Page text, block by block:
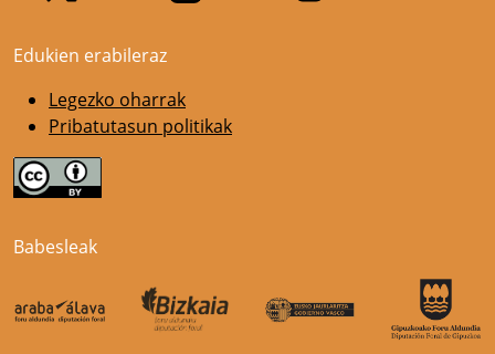
Edukien erabileraz
Legezko oharrak
Pribatutasun politikak
Babesleak